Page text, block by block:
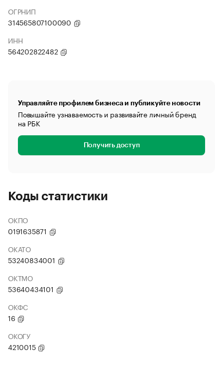
ОГРНИП
314565807100090
ИНН
564202822482
Управляйте профилем бизнеса и публикуйте новости
Повышайте узнаваемость и развивайте личный бренд
на РБК
Получить доступ
Коды статистики
ОКПО
0191635871
ОКАТО
53240834001
ОКТМО
53640434101
ОКФС
16
ОКОГУ
4210015